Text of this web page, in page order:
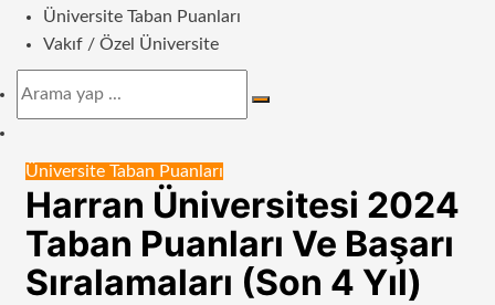
Üniversite Taban Puanları
Vakıf / Özel Üniversite
Arama
görünümü
Üniversite Taban Puanları
Harran Üniversitesi 2024
Taban Puanları Ve Başarı
Sıralamaları (Son 4 Yıl)